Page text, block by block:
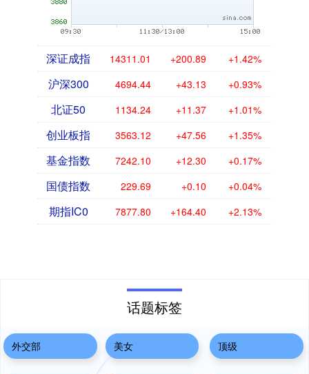
深证成指 14311.01 +200.89 +1.42%
沪深300 4694.44 +43.13 +0.93%
北证50 1134.24 +11.37 +1.01%
创业板指 3563.12 +47.56 +1.35%
基金指数 7242.10 +12.30 +0.17%
国债指数 229.69 +0.10 +0.04%
期指IC0 7877.80 +164.40 +2.13%
话题标签
外交部 美女 顶级